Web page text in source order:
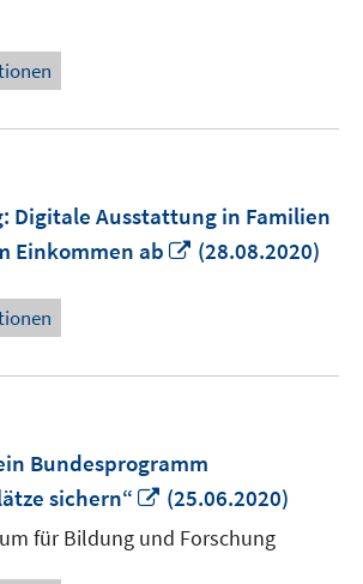
Digitale Ausstattung in Familien
Einkommen ab
In
(28.08.2020)
Bundesprogramm
sichern“
In
neuem
Fenster
(25.06.2020)
für Bildung und Forschung